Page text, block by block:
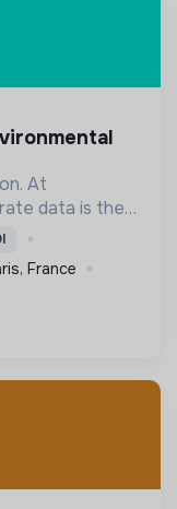
At
data is the
brands
and how they
France